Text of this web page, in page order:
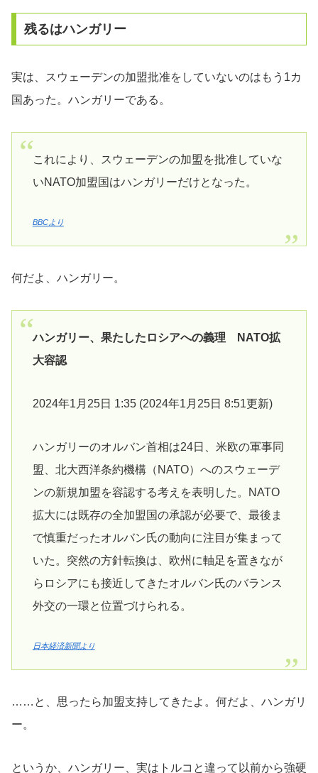
残るはハンガリー
実は、スウェーデンの加盟批准をしていないのはもう1カ
国あった。ハンガリーである。
これにより、スウェーデンの加盟を批准していな
いNATO加盟国はハンガリーだけとなった。
BBCより
何だよ、ハンガリー。
ハンガリー、果たしたロシアへの義理 NATO拡
大容認
2024年1月25日 1:35 (2024年1月25日 8:51更新)
ハンガリーのオルバン首相は24日、米欧の軍事同
盟、北大西洋条約機構（NATO）へのスウェーデ
ンの新規加盟を容認する考えを表明した。NATO
拡大には既存の全加盟国の承認が必要で、最後ま
で慎重だったオルバン氏の動向に注目が集まって
いた。突然の方針転換は、欧州に軸足を置きなが
らロシアにも接近してきたオルバン氏のバランス
外交の一環と位置づけられる。
日本経済新聞より
……と、思ったら加盟支持してきたよ。何だよ、ハンガリ
ー。
というか、ハンガリー、実はトルコと違って以前から強硬